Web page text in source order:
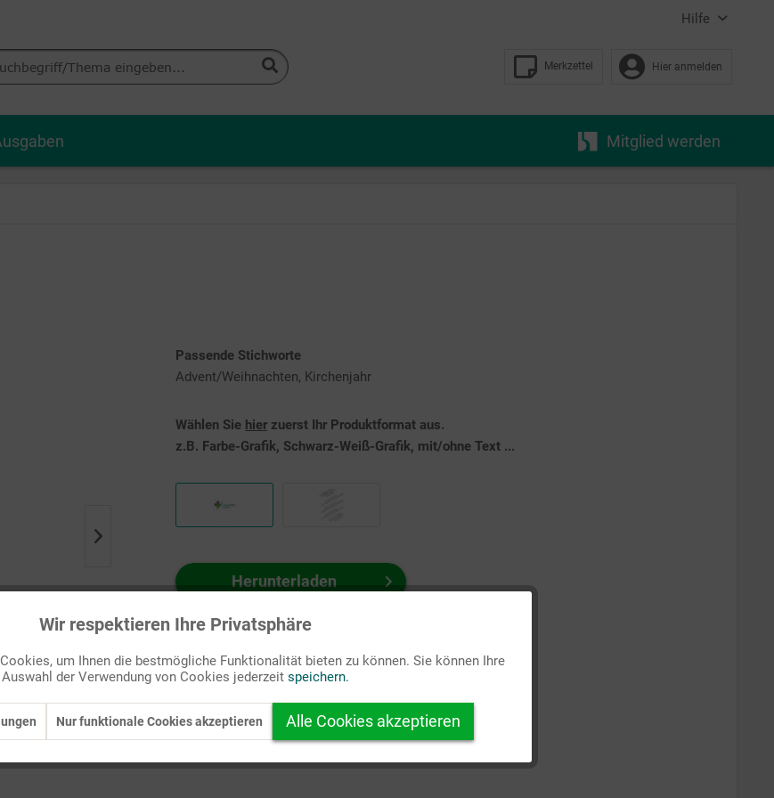
Hilfe
Merkzettel Hier anmelden
Mitglied werden
Passende Stichworte
Advent/Weihnachten, Kirchenjahr
Wählen Sie hier zuerst Ihr Produktformat aus.
z.B. Farbe-Grafik, Schwarz-Weiß-Grafik, mit/ohne Text ...
Herunterladen
Auf Ihren Merkzettel setzen
Inaktiv
Wir respektieren Ihre Privatsphäre
um Ihnen die bestmögliche Funktionalität bieten zu können. Sie können Ihre
Auswahl der Verwendung von Cookies jederzeit speichern.
Nur funktionale Cookies akzeptieren Alle Cookies akzeptieren